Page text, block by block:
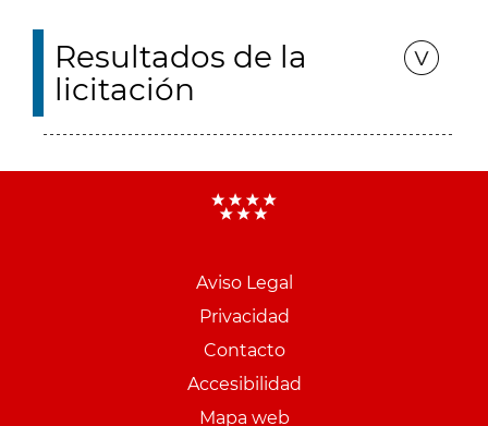
Resultados de la
licitación
Aviso Legal
Privacidad
Contacto
Accesibilidad
Mapa web